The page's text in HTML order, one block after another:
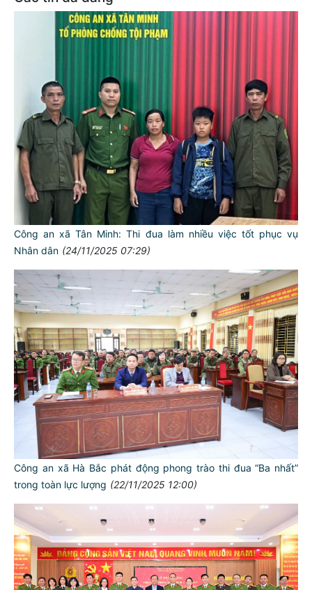
Công an xã Tân Minh: Thi đua làm nhiều việc tốt phục vụ
Nhân dân (24/11/2025 07:29)
Công an xã Hà Bắc phát động phong trào thi đua “Ba nhất”
trong toàn lực lượng (22/11/2025 12:00)